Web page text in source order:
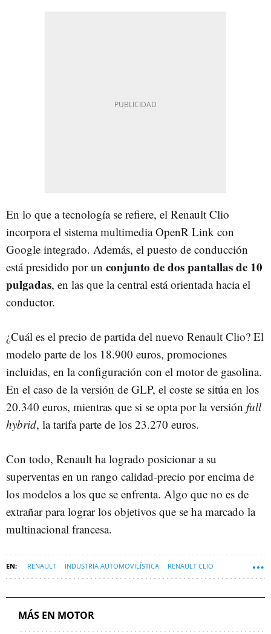
En lo que a tecnología se refiere, el Renault Clio
incorpora el sistema multimedia OpenR Link con
Google integrado. Además, el puesto de conducción
está presidido por un conjunto de dos pantallas de 10
pulgadas, en las que la central está orientada hacia el
conductor.
¿Cuál es el precio de partida del nuevo Renault Clio? El
modelo parte de los 18.900 euros, promociones
incluidas, en la configuración con el motor de gasolina.
En el caso de la versión de GLP, el coste se sitúa en los
20.340 euros, mientras que si se opta por la versión full
hybrid, la tarifa parte de los 23.270 euros.
Con todo, Renault ha logrado posicionar a su
superventas en un rango calidad-precio por encima de
los modelos a los que se enfrenta. Algo que no es de
extrañar para lograr los objetivos que se ha marcado la
multinacional francesa.
RENAULT INDUSTRIA AUTOMOVILÍSTICA RENAULT CLIO
MÁS EN MOTOR